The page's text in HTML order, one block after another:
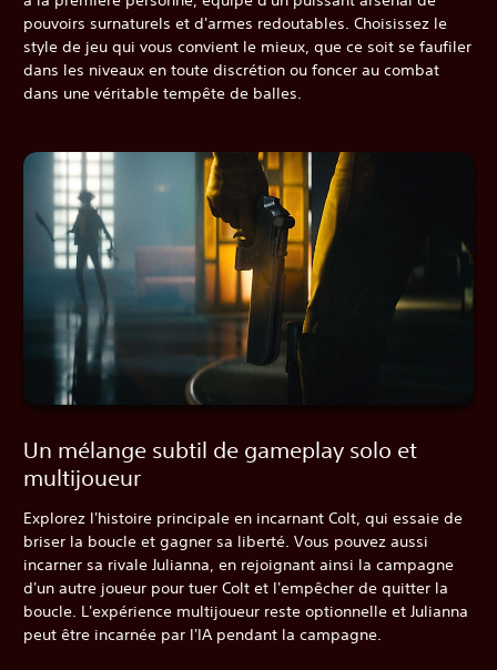
pouvoirs surnaturels et d'armes redoutables. Choisissez le
style de jeu qui vous convient le mieux, que ce soit se faufiler
dans les niveaux en toute discrétion ou foncer au combat
dans une véritable tempête de balles.
Un mélange subtil de gameplay solo et
multijoueur
Explorez l'histoire principale en incarnant Colt, qui essaie de
briser la boucle et gagner sa liberté. Vous pouvez aussi
incarner sa rivale Julianna, en rejoignant ainsi la campagne
d'un autre joueur pour tuer Colt et l'empêcher de quitter la
boucle. L'expérience multijoueur reste optionnelle et Julianna
peut être incarnée par l'IA pendant la campagne.